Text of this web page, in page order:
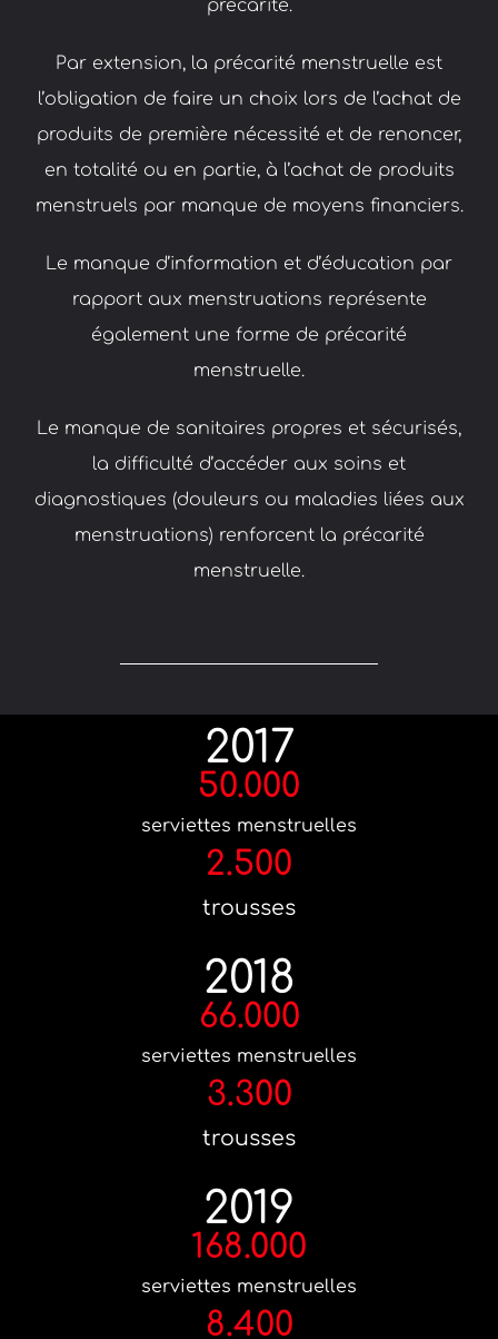
précarité.
Par extension, la précarité menstruelle est
l’obligation de faire un choix lors de l’achat de
produits de première nécessité et de renoncer,
en totalité ou en partie, à l’achat de produits
menstruels par manque de moyens financiers.
Le manque d’information et d’éducation par
rapport aux menstruations représente
également une forme de précarité
menstruelle.
Le manque de sanitaires propres et sécurisés,
la difficulté d’accéder aux soins et
diagnostiques (douleurs ou maladies liées aux
menstruations) renforcent la précarité
menstruelle.
2017
serviettes menstruelles
50.000
trousses
2.500
2018
serviettes menstruelles
66.000
trousses
3.300
2019
serviettes menstruelles
168.000
8.400